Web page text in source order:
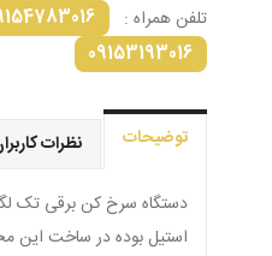
تلفن همراه : _
09153193016
توضیحات نظرات
استیل بوده در ساخت این